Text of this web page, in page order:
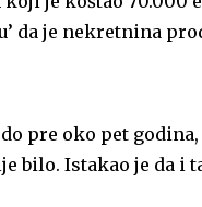
da je nekretnina
pre oko pet
bilo. Istakao je